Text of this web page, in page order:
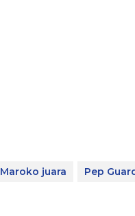
Maroko juara Pep